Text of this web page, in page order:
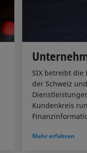
SIX betreibt
der Schweiz
Kundenkreis
Mehr erfahren